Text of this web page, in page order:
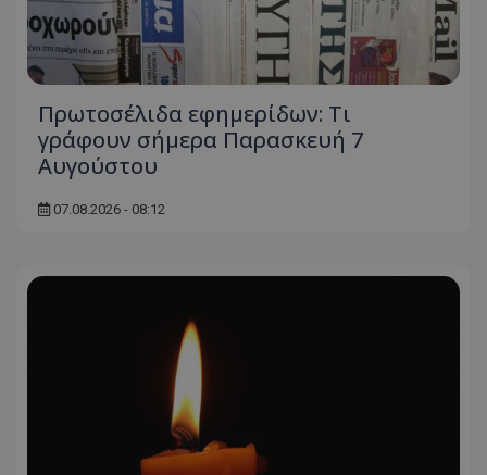
Πρωτοσέλιδα εφημερίδων: Τι
γράφουν σήμερα Παρασκευή 7
Αυγούστου
07.08.2026 - 08:12